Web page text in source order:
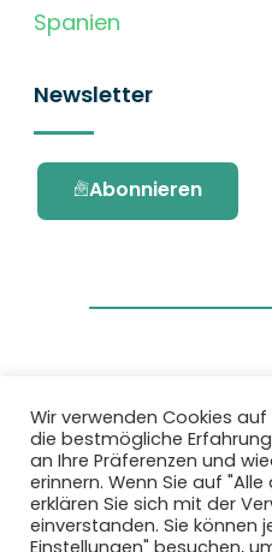
Spanien
Newsletter
Abonnieren
Dieses Projekt wurde
und
Europäischen Union
Fördervereinbarung Nr.
Wir verwenden Cookies
die bestmögliche
an Ihre Präferenzen und
erinnern. Wenn Sie auf
erklären Sie sich mit der
einverstanden. Sie können
Einstellungen" besuchen,